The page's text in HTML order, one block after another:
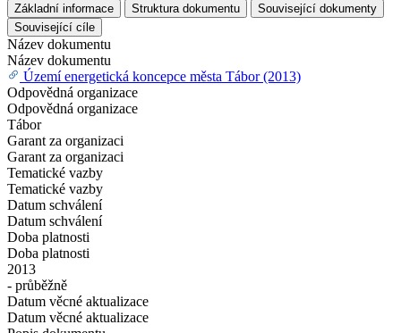
Základní informace Struktura dokumentu
Související dokumenty
Související cíle
Název dokumentu
Název dokumentu
Území energetická koncepce města Tábor (2013)
Odpovědná organizace
Odpovědná organizace
Tábor
Garant za organizaci
Garant za organizaci
Tematické vazby
Tematické vazby
Datum schválení
Datum schválení
Doba platnosti
Doba platnosti
2013
- průběžně
Datum věcné aktualizace
Datum věcné aktualizace